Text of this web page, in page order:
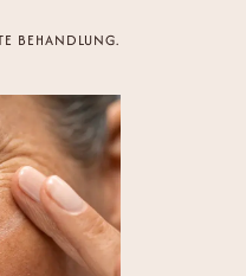
BEHANDLUNG.